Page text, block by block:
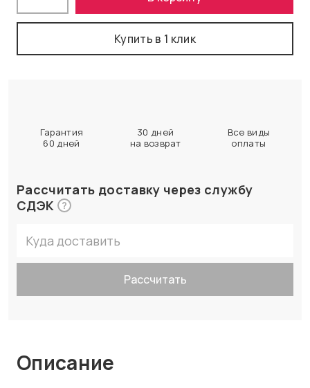
Купить в 1 клик
Гарантия
60 дней
30 дней
на возврат
Все виды
оплаты
Рассчитать доставку через службу
СДЭК ?
Рассчитать
Описание